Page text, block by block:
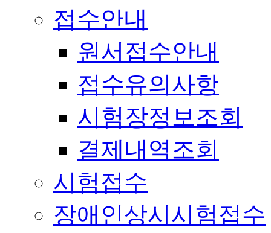
접수안내
원서접수안내
접수유의사항
시험장정보조회
결제내역조회
시험접수
장애인상시시험접수